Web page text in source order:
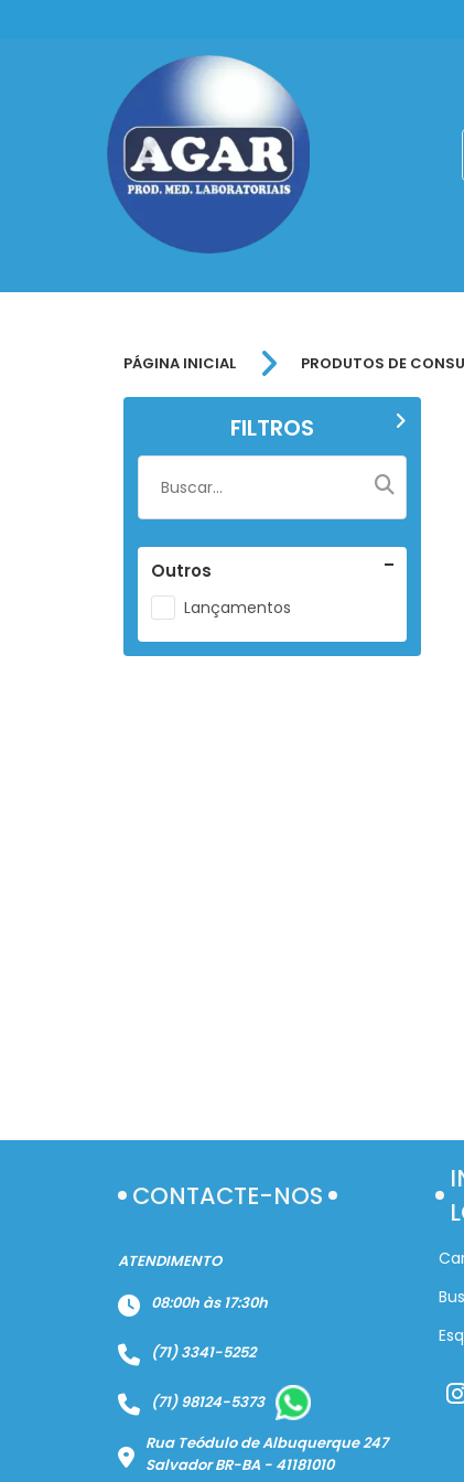
PÁGINA INICIAL PRODUTOS DE
FILTROS
Outros
Lançamentos
CONTACTE-NOS
ATENDIMENTO
08:00h às 17:30h
(71) 3341-5252
(71) 98124-5373
Rua Teódulo de Albuquerque 247
Salvador BR-BA - 41181010